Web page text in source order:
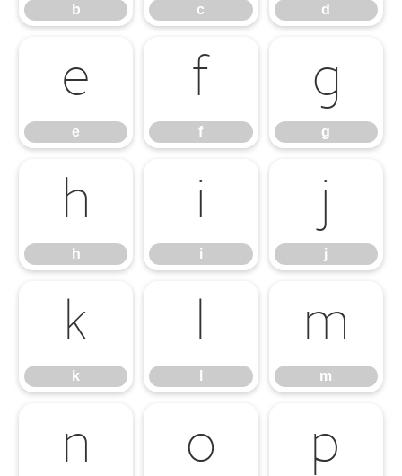
b c d
e
e
f
f
g
g
h
h
i
i
j
j
k
k
l m
m
n o p